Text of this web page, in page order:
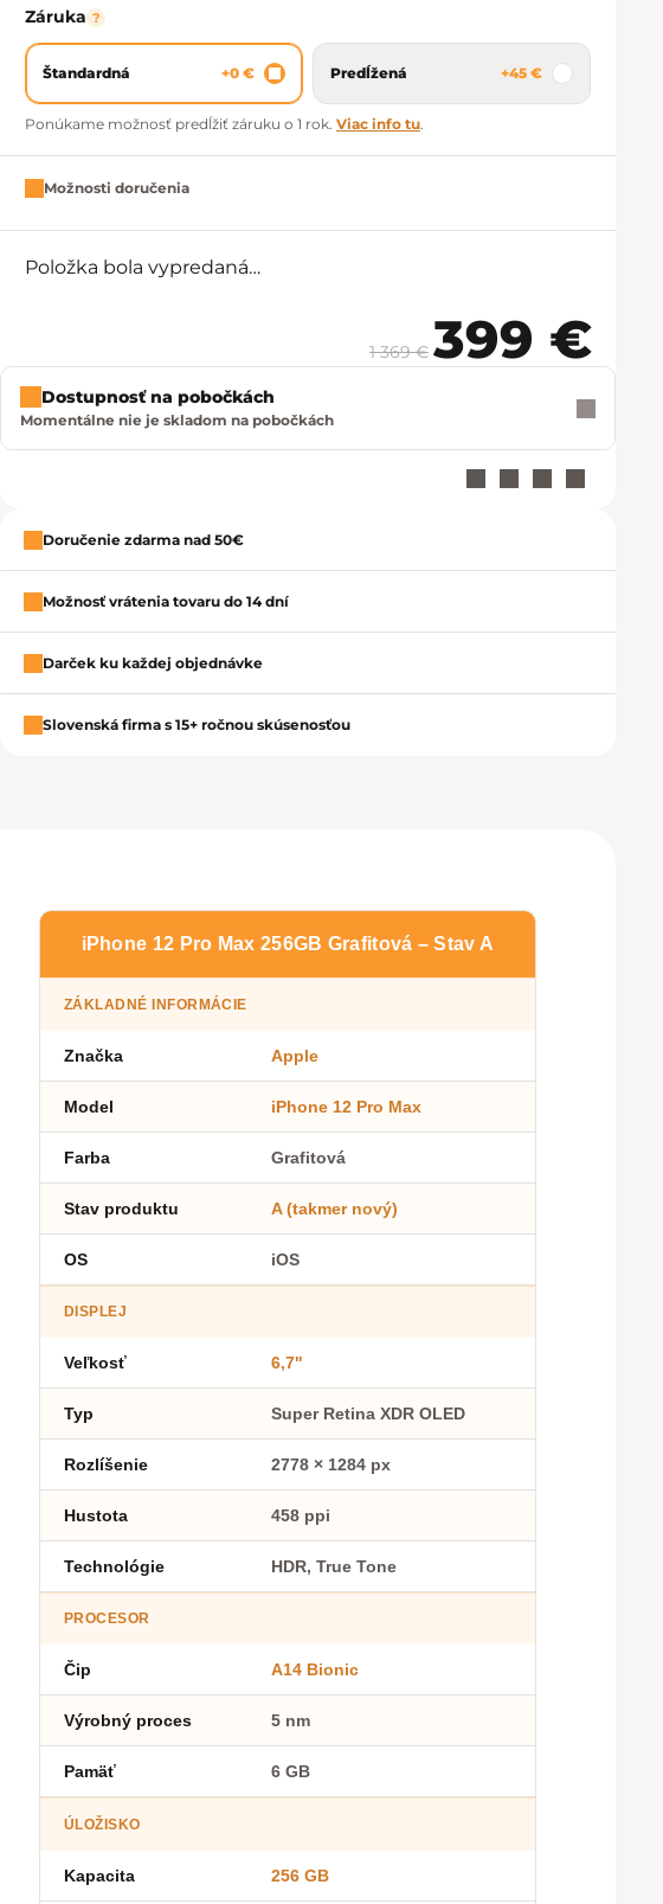
Záruka ?
Štandardná +0 € Predĺžená +45 €
Ponúkame možnosť predĺžiť záruku o 1 rok. Viac info tu.
Možnosti doručenia
Položka bola vypredaná…
1 369 € 399 €
Dostupnosť na pobočkách
Momentálne nie je skladom na pobočkách
Doručenie zdarma nad 50€
Možnosť vrátenia tovaru do 14 dní
Darček ku každej objednávke
Slovenská firma s 15+ ročnou skúsenosťou
iPhone 12 Pro Max 256GB Grafitová – Stav A
ZÁKLADNÉ INFORMÁCIE
Značka Apple
Model iPhone 12 Pro Max
Farba Grafitová
Stav produktu A (takmer nový)
OS iOS
DISPLEJ
Veľkosť 6,7"
Typ Super Retina XDR OLED
Rozlíšenie 2778 × 1284 px
Hustota 458 ppi
Technológie HDR, True Tone
PROCESOR
Čip A14 Bionic
Výrobný proces 5 nm
Pamäť 6 GB
ÚLOŽISKO
Kapacita 256 GB